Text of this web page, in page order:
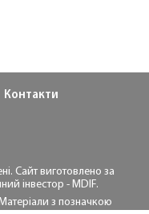
Контакти
Сайт виготовлено за
інвестор - MDIF.
з позначкою